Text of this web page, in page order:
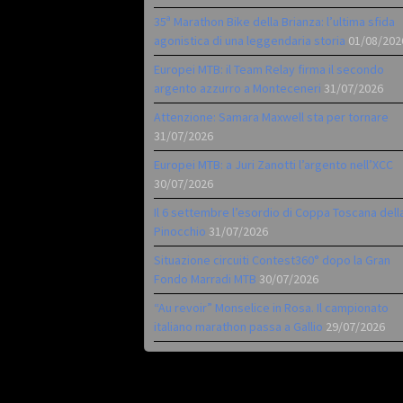
35ª Marathon Bike della Brianza: l’ultima sfida
agonistica di una leggendaria storia 01/08/
Europei MTB: il Team Relay firma il secondo
argento azzurro a Monteceneri 31/07/2026
Attenzione: Samara Maxwell sta per tornare
31/07/2026
Europei MTB: a Juri Zanotti l’argento nell’XCC
30/07/2026
Il 6 settembre l’esordio di Coppa Toscana
Pinocchio 31/07/2026
Situazione circuiti Contest360° dopo la Gran
Fondo Marradi MTB 30/07/2026
“Au revoir” Monselice in Rosa. Il campionato
italiano marathon passa a Gallio 29/07/2026